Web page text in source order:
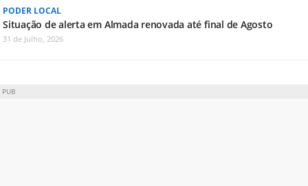
PODER LOCAL
Situação de alerta em Almada renovada até final de Agosto
31 de Julho, 2026
PUB